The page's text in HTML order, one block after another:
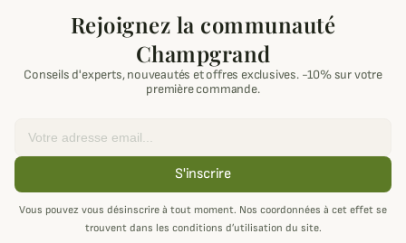
Rejoignez la communauté
Champgrand
Conseils d'experts, nouveautés et offres exclusives. -10% sur votre
première commande.
S'inscrire
Vous pouvez vous désinscrire à tout moment. Nos coordonnées à cet effet se
trouvent dans les conditions d’utilisation du site.